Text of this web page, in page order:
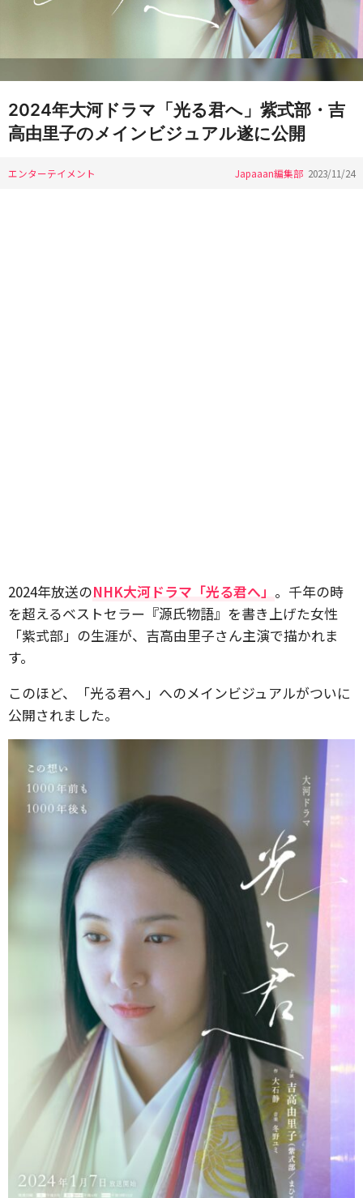
2024年大河ドラマ「光る君へ」紫式部・吉
高由里子のメインビジュアル遂に公開
エンターテイメント Japaaan編集部 2023/11/24
2024年放送のNHK大河ドラマ「光る君へ」 。千年の時
を超えるベストセラー『源氏物語』を書き上げた女性
「紫式部」の生涯が、吉高由里子さん主演で描かれま
す。
このほど、「光る君へ」へのメインビジュアルがついに
公開されました。